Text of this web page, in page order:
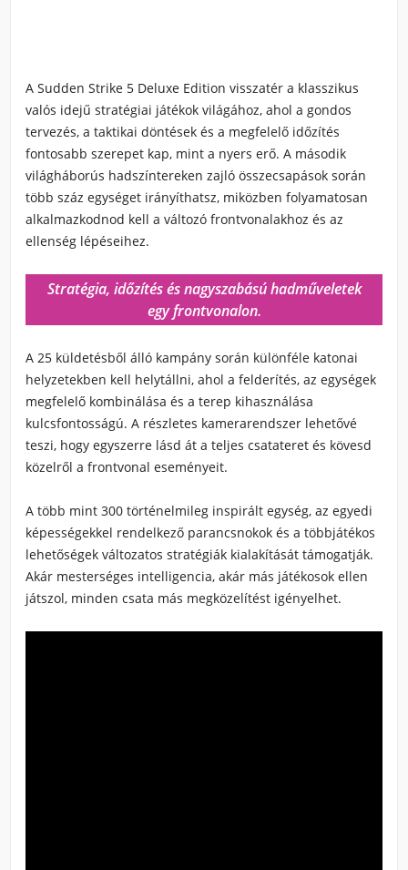
A Sudden Strike 5 Deluxe Edition visszatér a klasszikus
valós idejű stratégiai játékok világához, ahol a gondos
tervezés, a taktikai döntések és a megfelelő időzítés
fontosabb szerepet kap, mint a nyers erő. A második
világháborús hadszíntereken zajló összecsapások során
több száz egységet irányíthatsz, miközben folyamatosan
alkalmazkodnod kell a változó frontvonalakhoz és az
ellenség lépéseihez.
Stratégia, időzítés és nagyszabású hadműveletek
egy frontvonalon.
A 25 küldetésből álló kampány során különféle katonai
helyzetekben kell helytállni, ahol a felderítés, az egységek
megfelelő kombinálása és a terep kihasználása
kulcsfontosságú. A részletes kamerarendszer lehetővé
teszi, hogy egyszerre lásd át a teljes csatateret és kövesd
közelről a frontvonal eseményeit.
A több mint 300 történelmileg inspirált egység, az egyedi
képességekkel rendelkező parancsnokok és a többjátékos
lehetőségek változatos stratégiák kialakítását támogatják.
Akár mesterséges intelligencia, akár más játékosok ellen
játszol, minden csata más megközelítést igényelhet.